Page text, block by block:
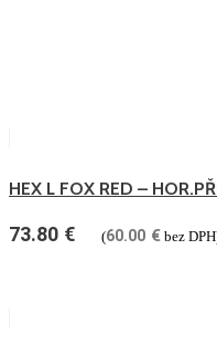
HEX L FOX RED –
73.80 € (60.00 € bez